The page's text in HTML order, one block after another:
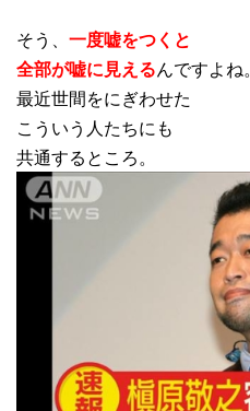
そう、 一度嘘をつくと
全部が嘘に見えるんですよね。
最近世間をにぎわせた
こういう人たちにも
共通するところ。